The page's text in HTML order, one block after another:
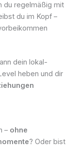
du regelmäßig mit
du im Kopf –
dein lokal-
heben und dir
– ohne
? Oder bist